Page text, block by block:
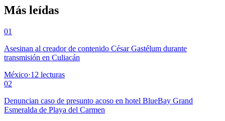
Más leídas
01
Asesinan al creador de contenido César Gastélum durante
transmisión en Culiacán
México·12 lecturas
02
Denuncian caso de presunto acoso en hotel BlueBay Grand
Esmeralda de Playa del Carmen